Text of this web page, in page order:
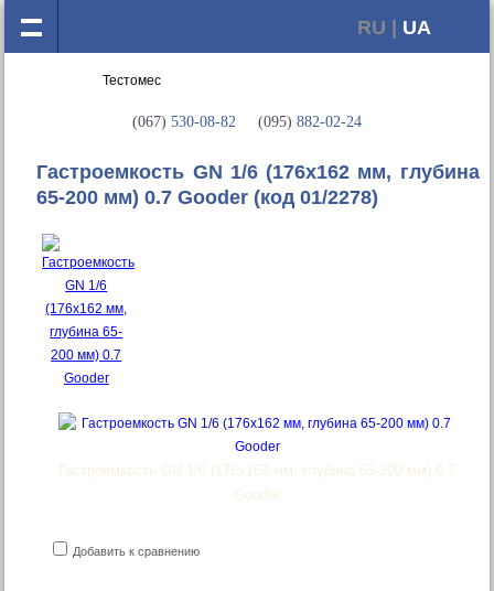
RU | UA
(067) 530-08-82 (095) 882-02-24
Гастроемкость GN 1/6 (176х162 мм, глубина
65-200 мм) 0.7 Gooder (код 01/2278)
Гастроемкость GN 1/6 (176х162 мм, глубина 65-200 мм) 0.7
Gooder
Добавить к сравнению